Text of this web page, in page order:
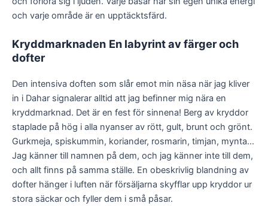
och varje område är en upptäcktsfärd.
Kryddmarknaden En labyrint av färger och
dofter
Den intensiva doften som slår emot min näsa när jag kliver
in i Dahar signalerar alltid att jag befinner mig nära en
kryddmarknad. Det är en fest för sinnena! Berg av kryddor
staplade på hög i alla nyanser av rött, gult, brunt och grönt.
Gurkmeja, spiskummin, koriander, rosmarin, timjan, mynta...
Jag känner till namnen på dem, och jag känner inte till dem,
och allt finns på samma ställe. En obeskrivlig blandning av
dofter hänger i luften när försäljarna skyfflar upp kryddor ur
stora säckar och fyller dem i små påsar.